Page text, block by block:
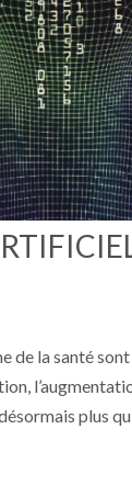
de la santé
plus